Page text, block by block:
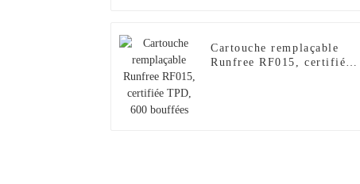
Cartouche remplaçable
Runfree RF015, certifiée